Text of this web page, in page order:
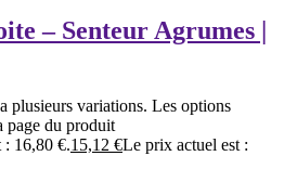
– Senteur Agrumes |
plusieurs variations. Les options
page du produit
16,80 €.15,12 €Le prix actuel est :